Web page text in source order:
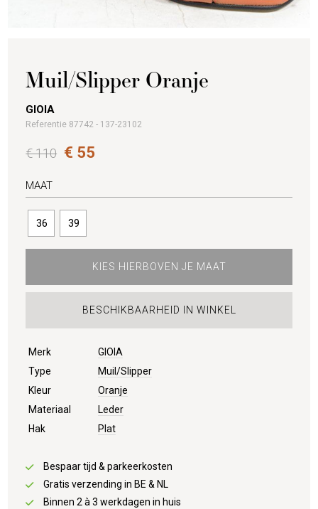
Muil/Slipper Oranje
GIOIA
Referentie 87742 - 137-23102
€ 110 € 55
MAAT
36 39
KIES HIERBOVEN JE MAAT
BESCHIKBAARHEID IN WINKEL
Merk
GIOIA
Type
Muil/Slipper
Kleur
Oranje
Materiaal
Leder
Hak
Plat
Bespaar tijd & parkeerkosten
Gratis verzending in BE & NL
Binnen 2 à 3 werkdagen in huis